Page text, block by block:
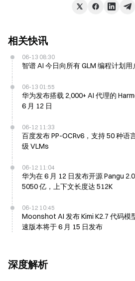
相关快讯
06-13 08:30
智谱 AI 今日向所有 GLM 编程计划用
06-13 01:55
华为发布搭载 2,000+ AI 代理的
6 月 12 日
06-12 11:33
百度发布 PP-OCRv6，支持 50 种语
级 VLMs
06-12 11:04
华为在 6 月 12 日发布开源 Pangu
5050 亿，上下文长度达 512K
06-12 10:45
Moonshot AI 发布 Kimi K2.7 代码模
速版本将于 6 月 15 日发布
深度解析